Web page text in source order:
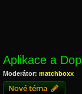
Aplikace a
Moderátor: matchboxx
Nové téma